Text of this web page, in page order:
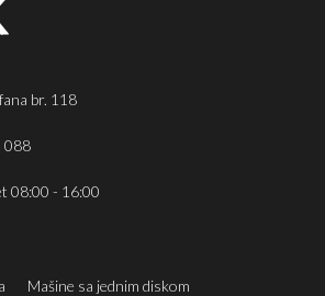
br. 118
088
08:00 - 16:00
Mašine sa jednim diskom